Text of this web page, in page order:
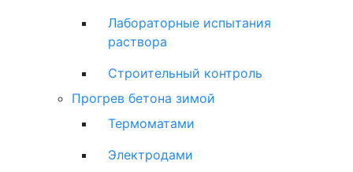
Лабораторные испытания
раствора
Строительный контроль
Прогрев бетона зимой
Термоматами
Электродами